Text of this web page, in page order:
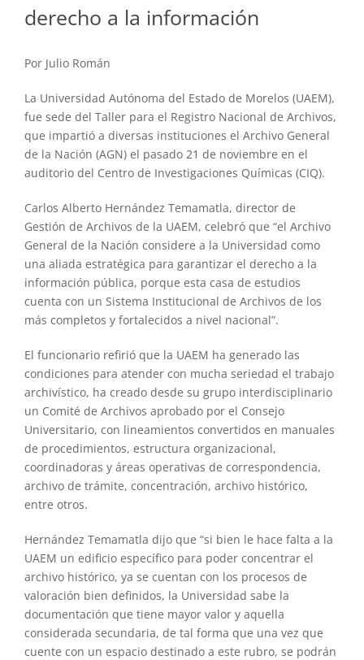
derecho a la información
Por Julio Román
La Universidad Autónoma del Estado de Morelos (UAEM),
fue sede del Taller para el Registro Nacional de Archivos,
que impartió a diversas instituciones el Archivo General
de la Nación (AGN) el pasado 21 de noviembre en el
auditorio del Centro de Investigaciones Químicas (CIQ).
Carlos Alberto Hernández Temamatla, director de
Gestión de Archivos de la UAEM, celebró que “el Archivo
General de la Nación considere a la Universidad como
una aliada estratégica para garantizar el derecho a la
información pública, porque esta casa de estudios
cuenta con un Sistema Institucional de Archivos de los
más completos y fortalecidos a nivel nacional”.
El funcionario refirió que la UAEM ha generado las
condiciones para atender con mucha seriedad el trabajo
archivístico, ha creado desde su grupo interdisciplinario
un Comité de Archivos aprobado por el Consejo
Universitario, con lineamientos convertidos en manuales
de procedimientos, estructura organizacional,
coordinadoras y áreas operativas de correspondencia,
archivo de trámite, concentración, archivo histórico,
entre otros.
Hernández Temamatla dijo que “si bien le hace falta a la
UAEM un edificio específico para poder concentrar el
archivo histórico, ya se cuentan con los procesos de
valoración bien definidos, la Universidad sabe la
documentación que tiene mayor valor y aquella
considerada secundaria, de tal forma que una vez que
cuente con un espacio destinado a este rubro, se podrán